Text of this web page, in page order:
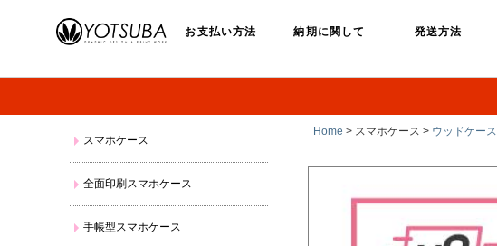
お支払い方法 納期に関して 発送方法
スマホケース
全面印刷スマホケース
手帳型スマホケース
Home > スマホケース > ウッドケース